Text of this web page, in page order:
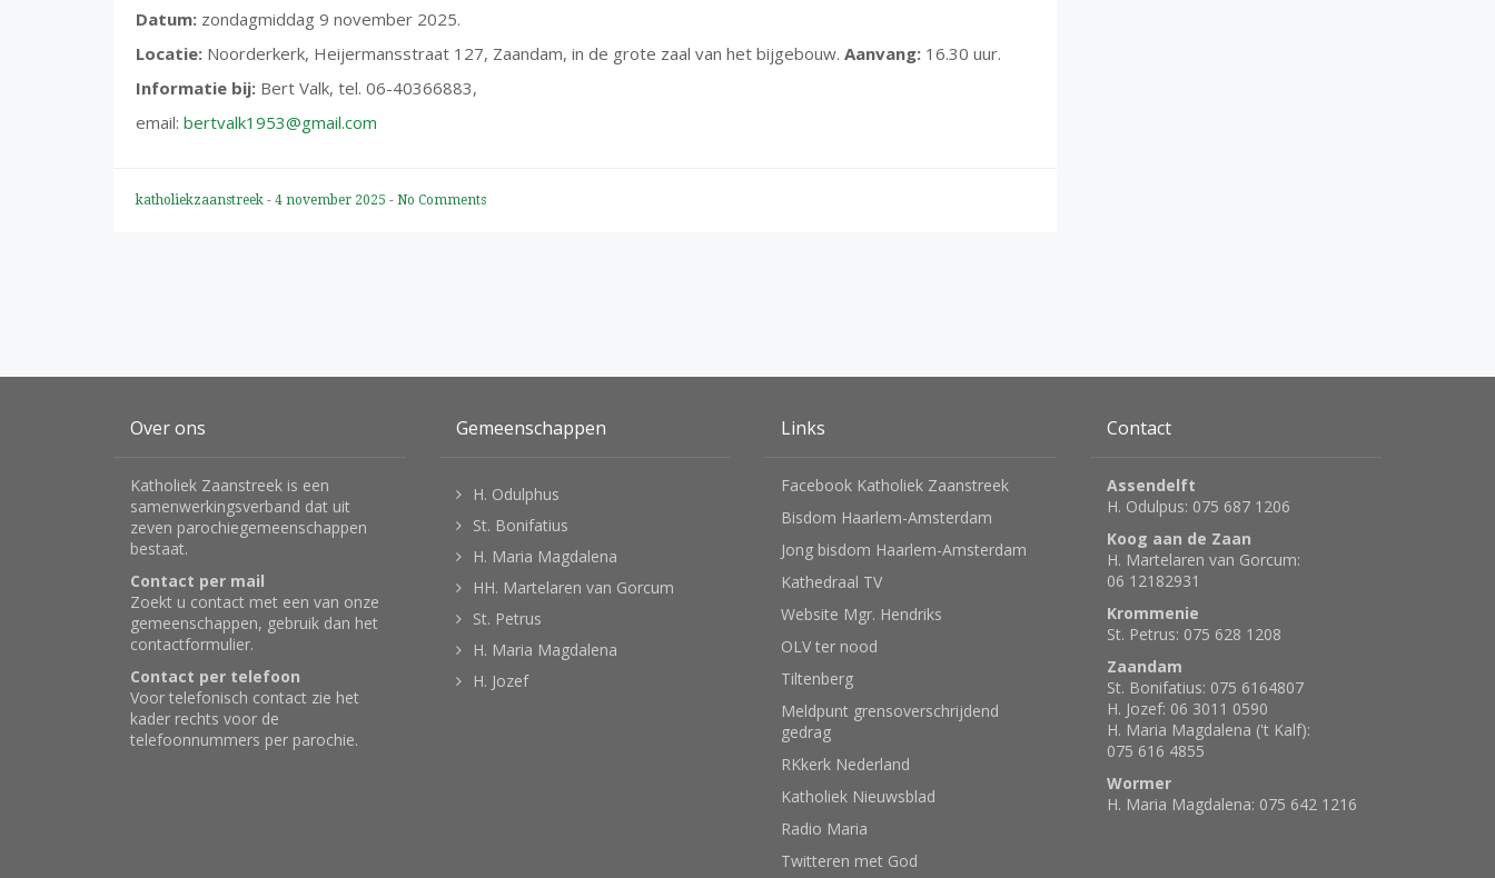
Datum: zondagmiddag 9 november 2025.
Locatie: Noorderkerk, Heijermansstraat 127, Zaandam, in de grote zaal van het bijgebouw. Aanvang: 16.30 uur.
Informatie bij: Bert Valk, tel. 06-40366883,
email: bertvalk1953@gmail.com
katholiekzaanstreek - 4 november 2025 - No Comments
Over ons
Katholiek Zaanstreek is een
samenwerkingsverband dat uit
zeven parochiegemeenschappen
bestaat.
Contact per mail
Zoekt u contact met een van onze
gemeenschappen, gebruik dan het
contactformulier.
Contact per telefoon
Voor telefonisch contact zie het
kader rechts voor de
telefoonnummers per parochie.
Gemeenschappen
H. Odulphus
St. Bonifatius
H. Maria Magdalena
HH. Martelaren van Gorcum
St. Petrus
H. Maria Magdalena
H. Jozef
Links
Facebook Katholiek Zaanstreek
Bisdom Haarlem-Amsterdam
Jong bisdom Haarlem-Amsterdam
Kathedraal TV
Website Mgr. Hendriks
OLV ter nood
Tiltenberg
Meldpunt grensoverschrijdend
gedrag
RKkerk Nederland
Katholiek Nieuwsblad
Radio Maria
Twitteren met God
Contact
Assendelft
H. Odulpus: 075 687 1206
Koog aan de Zaan
H. Martelaren van Gorcum:
06 12182931
Krommenie
St. Petrus: 075 628 1208
Zaandam
St. Bonifatius: 075 6164807
H. Jozef: 06 3011 0590
H. Maria Magdalena ('t Kalf):
075 616 4855
Wormer
H. Maria Magdalena: 075 642 1216